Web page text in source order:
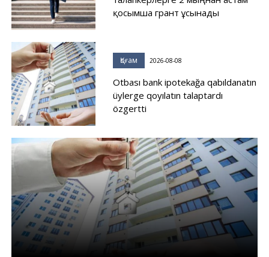
қосымша грант ұсынады
Қоғам 2026-08-08
Otbası bank ipotekağa qabıldanatın
üylerge qoyılatın talaptardı
özgertti